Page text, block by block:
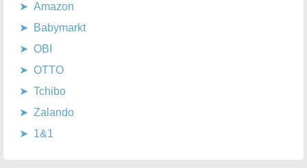
Amazon
Babymarkt
OBI
OTTO
Tchibo
Zalando
1&1